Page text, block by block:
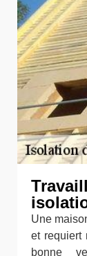
Une
et requiert
bonne